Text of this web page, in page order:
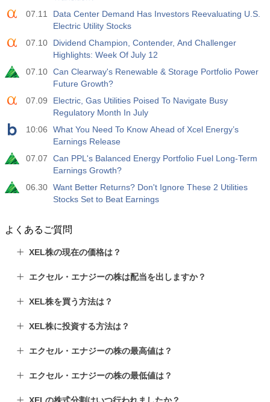
07.11
Data Center Demand Has Investors Reevaluating U.S.
Electric Utility Stocks
07.10
Dividend Champion, Contender, And Challenger
Highlights: Week Of July 12
07.10 Can Clearway's Renewable & Storage Portfolio Power
Future Growth?
07.09
Electric, Gas Utilities Poised To Navigate Busy
Regulatory Month In July
10:06
What You Need To Know Ahead of Xcel Energy’s
Earnings Release
07.07
Can PPL's Balanced Energy Portfolio Fuel Long-Term
Earnings Growth?
06.30 Want Better Returns? Don't Ignore These 2 Utilities
Stocks Set to Beat Earnings
よくあるご質問
XEL株の現在の価格は？
エクセル・エナジーの株は配当を出しますか？
XEL株を買う方法は？
XEL株に投資する方法は？
エクセル・エナジーの株の最高値は？
エクセル・エナジーの株の最低値は？